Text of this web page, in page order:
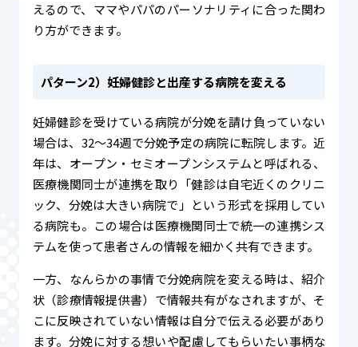
えるので、ママやパパのパーソナリティに合った関わ
り方ができます。
パターン2）妊婦健診と出産する病院を変える
妊婦健診を受けている病院が分娩を請け負っていない
場合は、32〜34週で分娩予定の病院に転院します。近
年は、オープン・セミオープンシステムと呼ばれる、
医療機関同士が連携を取り「健診は自宅近くのクリニ
ック、分娩は大きい病院で」という形式を採用してい
る病院も。この場合は医療機関同士で統一の連携シス
テムを使って患者さんの情報を細かく共有できます。
一方、なんらかの事情で分娩病院を変える時は、紹介
状（診療情報提供書）で情報共有がなされますが、そ
こに反映されていない情報は自分で伝える必要があり
ます。分娩に対する想いや配慮してもらいたい事柄な